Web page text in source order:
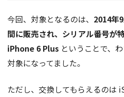
今回、対象となるのは、 2014年
間に販売され、シリアル番号が
iPhone 6 Plus ということで、
対象になってました。
ただし、交換してもらえるのは